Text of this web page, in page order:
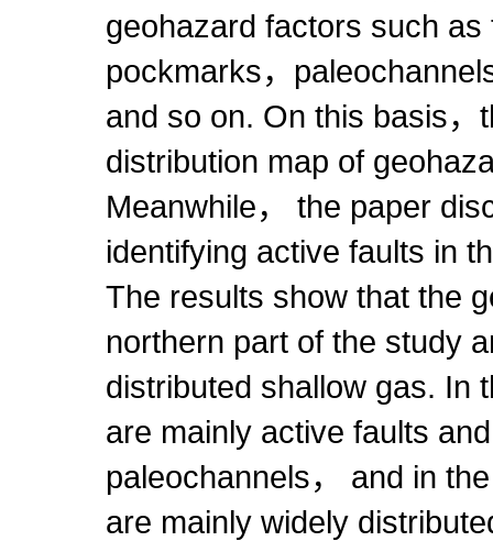
geohazard factors such
pockmarks，
and so on. On this basis，
distribution map of
Meanwhile， the paper
identifying active faults in
The results show that the
northern part of the study
distributed shallow gas. In
are mainly active faults
paleochannels， and in
are mainly widely